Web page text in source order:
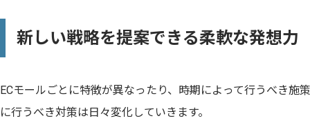
新しい戦略を提案できる柔軟な発想力
ECモールごとに特徴が異なったり、時期によって行うべき施
に行うべき対策は日々変化していきます。